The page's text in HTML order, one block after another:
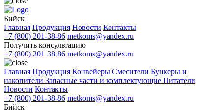
Бийск
Главная Продукция Новости Контакты
+7 (800) 201-38-86 metkoms@yandex.ru
Получить консультацию
+7 (800) 201-38-86 metkoms@yandex.ru
Главная Продукция Конвейеры Смесители Бункеры и
накопители Запасные части и комплектующие Питатели
Новости Контакты
+7 (800) 201-38-86 metkoms@yandex.ru
Бийск